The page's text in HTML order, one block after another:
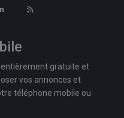
gratuite et
vos annonces et
téléphone mobile ou